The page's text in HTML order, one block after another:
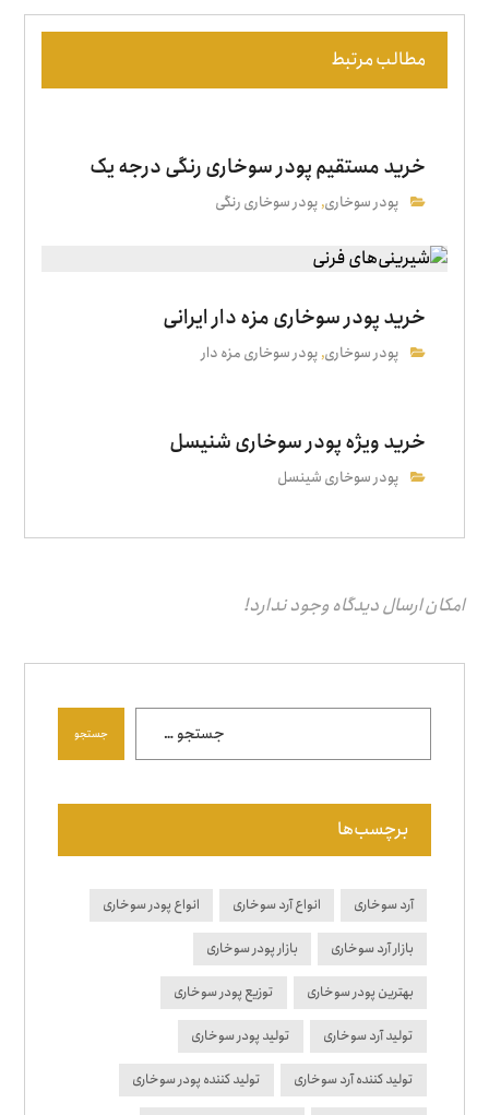
مطالب مرتبط
خرید مستقیم پودر سوخاری رنگی درجه یک
پودر سوخاری,پودر سوخاری رنگی
خرید پودر سوخاری مزه دار ایرانی
پودر سوخاری,پودر سوخاری مزه دار
خرید ویژه پودر سوخاری شنیسل
پودر سوخاری شینسل
امکان ارسال دیدگاه وجود ندارد!
جستجو
برچسب‌ها
آرد سوخاری انواع آرد سوخاری انواع پودر سوخاری
بازار آرد سوخاری بازار پودر سوخاری
بهترین پودر سوخاری توزیع پودر سوخاری
تولید آرد سوخاری تولید پودر سوخاری
تولید کننده آرد سوخاری تولید کننده پودر سوخاری